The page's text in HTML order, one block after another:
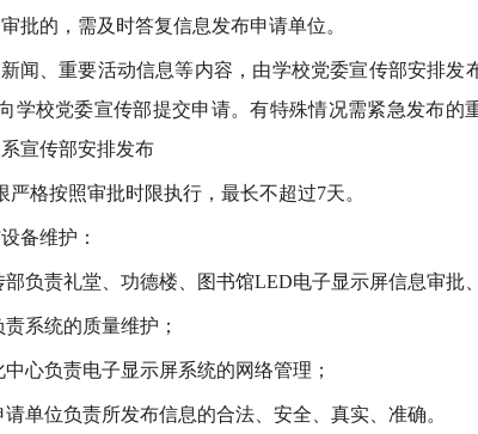
批的，需及时答复信息发布申请单位。
、重要活动信息等内容，由学校党委宣传部安排发
学校党委宣传部提交申请。有特殊情况需紧急发布的
宣传部安排发布
格按照审批时限执行，最长不超过7天。
备维护：
负责礼堂、功德楼、图书馆LED电子显示屏信息审批
系统的质量维护；
心负责电子显示屏系统的网络管理；
单位负责所发布信息的合法、安全、真实、准确。